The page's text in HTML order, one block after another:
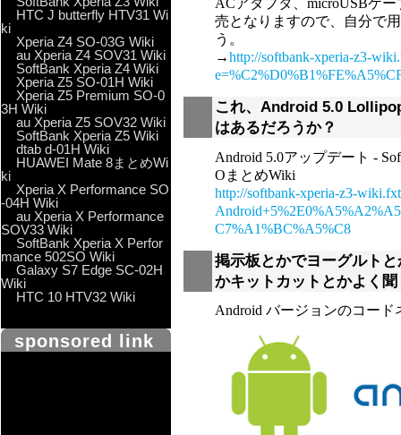
ACアダプタ、microUSBケ
売となりますので、自分で
う。
→http://softbank-xperia-z3-
これ、Android 5.0
はあるだろうか？
Android 5.0アップデート -
OまとめWiki
http://softbank-xperia-z3-
C7%A1%BC%A5%C8
掲示板とかでヨーグルト
かキットカットとかよく
Android バージョンのコード
HTC J butterfly HTV31 Wi
ki
Xperia Z4 SO-03G Wiki
au Xperia Z4 SOV31 Wiki
SoftBank Xperia Z4 Wiki
Xperia Z5 SO-01H Wiki
Xperia Z5 Premium SO-0
3H Wiki
au Xperia Z5 SOV32 Wiki
SoftBank Xperia Z5 Wiki
dtab d-01H Wiki
HUAWEI Mate 8まとめWi
ki
Xperia X Performance SO
-04H Wiki
au Xperia X Performance
SOV33 Wiki
SoftBank Xperia X Perfor
mance 502SO Wiki
Galaxy S7 Edge SC-02H
Wiki
HTC 10 HTV32 Wiki
sponsored link